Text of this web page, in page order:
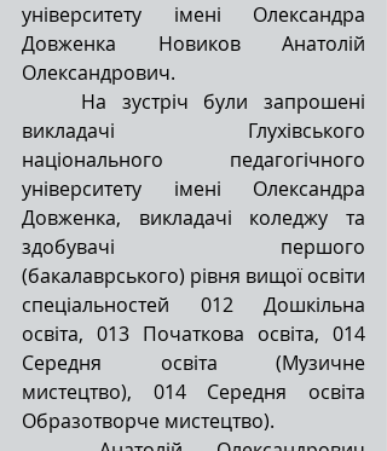
університету імені Олександра
Довженка Новиков Анатолій
Олександрович.
викладачі Глухівського
національного педагогічного
університету імені Олександра
Довженка, викладачі коледжу та
здобувачі першого
(бакалаврського) рівня вищої освіти
спеціальностей 012 Дошкільна
освіта, 013 Початкова освіта, 014
Середня освіта (Музичне
мистецтво), 014 Середня освіта
Образотворче мистецтво).